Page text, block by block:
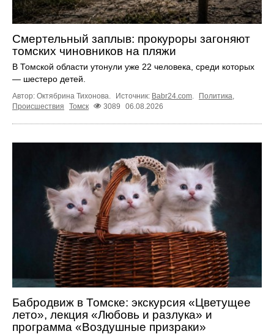
Смертельный заплыв: прокуроры загоняют
томских чиновников на пляжи
В Томской области утонули уже 22 человека, среди которых
— шестеро детей.
Автор: Октябрина Тихонова. Источник: Babr24.com. Политика,
Происшествия
Томск 3089 06.08.2026
Бабродвиж в Томске: экскурсия «Цветущее
лето», лекция «Любовь и разлука» и
программа «Воздушные призраки»